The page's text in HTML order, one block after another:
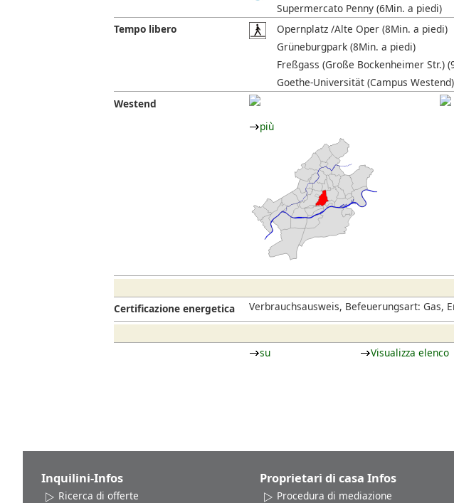
Supermercato Penny (6Min. a piedi)
Tempo libero
Opernplatz /Alte Oper (8Min. a piedi)
Grüneburgpark (8Min. a piedi)
Freßgass (Große Bockenheimer Str.)
Goethe-Universität (Campus
Westend
più
Certificazione energetica Verbrauchsausweis, Befeuerungsart: Gas,
su Visualizza elenco
Inquilini-Infos
Ricerca di offerte
Proprietari di casa Infos
Procedura di mediazione